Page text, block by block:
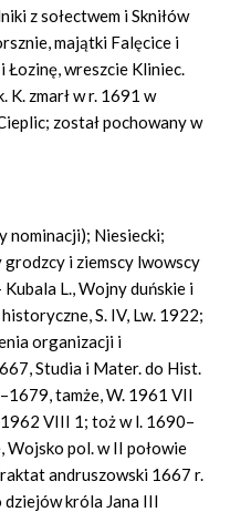
z sołectwem i Skniłów
majątki Falęcice i
Łozinę, wreszcie Kliniec.
K. zmarł w r. 1691 w
został pochowany w
nominacji); Niesiecki;
grodzcy i ziemscy lwowscy
L., Wojny duńskie i
S. IV, Lw. 1922;
organizacji i
Studia i Mater. do Hist.
tamże, W. 1961 VII
VIII 1; toż w l. 1690–
Wojsko pol. w II połowie
andruszowski 1667 r.
dziejów króla Jana III